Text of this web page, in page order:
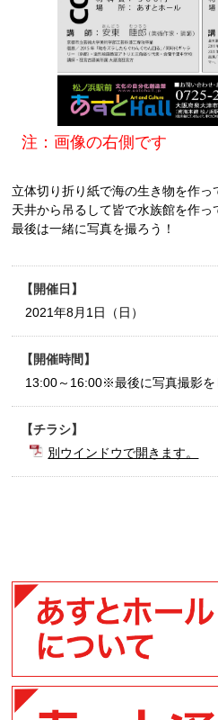
注：画像の右側です
立体切り折り紙で海の生き物を作っ
天井から吊るして皆で水族館を作っ
最後は一緒に写真を撮ろう！
開催日
2021年8月1日（日）
開催時間
13:00～16:00※最後に写真撮影を
チラシ
別ウインドウで開きます。